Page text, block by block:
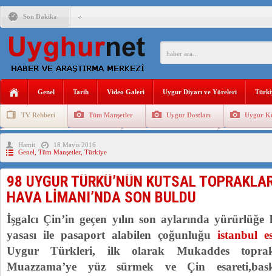
Son Dakika
ÇİN’İN “GÜVENLİK”SÖYLEMİ İLE DOĞU TÜRKİSTAN’DA
ANAHTAR PARTİ GENEL BAŞKANI AĞIRALİOĞLU :
DİYANET AKADEMİSİ BAŞKANI DOÇ.DR.KAAN : DOĞU
150 YILDIR KAYNAYAN YARAMIZ : ÇİN İŞGALİNDEKİ
ÇİN’İN UYGUR POLİTİKALARINI ÖVEN DİYANET
Genel Tarih Video Galeri Uygur Diyarı ve Yöreleri
TV Rehberi Tüm Manşetler Uygur Dostları Uygur
Uygurlarda Düğün ve Cenaze
Hamit
18 Mayıs 2016
Genel Tüm Manşetler Türkiye
98 UYGUR TÜRKÜ’NÜN KUTSAL
HAVA LİMANI’NDA SON BULDU
İşgalcı Çin’in geçen yılın son aylarında
yasası ile pasaport alabilen çoğunluğu istanbul
Uygur Türkleri, ilk olarak Mukaddes
Muazzama’ye yüz sürmek ve Çin